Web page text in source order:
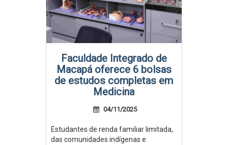
Faculdade Integrado de
Macapá oferece 6 bolsas
de estudos completas em
Medicina
04/11/2025
Estudantes de renda familiar limitada,
das comunidades indígenas e